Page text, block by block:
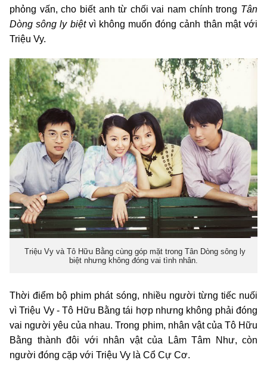
phỏng vấn, cho biết anh từ chối vai nam chính trong Tân
Dòng sông ly biệt vì không muốn đóng cảnh thân mật với
Triệu Vy.
Triệu Vy và Tô Hữu Bằng cùng góp mặt trong Tân Dòng sông ly
biệt nhưng không đóng vai tình nhân.
Thời điểm bộ phim phát sóng, nhiều người từng tiếc nuối
vì Triệu Vy - Tô Hữu Bằng tái hợp nhưng không phải đóng
vai người yêu của nhau. Trong phim, nhân vật của Tô Hữu
Bằng thành đôi với nhân vật của Lâm Tâm Như, còn
người đóng cặp với Triệu Vy là Cổ Cự Cơ.